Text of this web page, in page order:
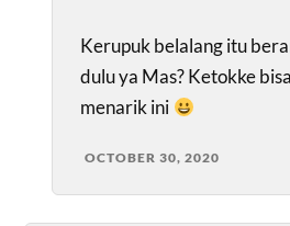
Kerupuk belalang itu
dulu ya Mas? Ketokke
menarik ini
OCTOBER 30, 2020